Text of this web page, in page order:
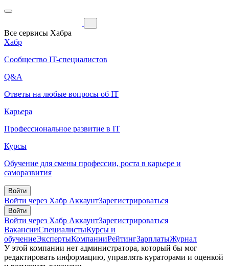
Все сервисы Хабра
Хабр
Сообщество IT-специалистов
Q&A
Ответы на любые вопросы об IT
Карьера
Профессиональное развитие в IT
Курсы
Обучение для смены профессии, роста в карьере и
саморазвития
Войти
Войти через Хабр АккаунтЗарегистрироваться
Войти
Войти через Хабр АккаунтЗарегистрироваться
ВакансииСпециалистыКурсы и
обучениеЭкспертыКомпанииРейтингЗарплатыЖурнал
У этой компании нет администратора, который бы мог
редактировать информацию, управлять кураторами и оценкой